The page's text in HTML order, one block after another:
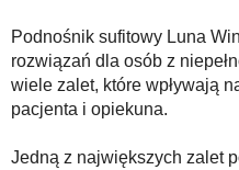
Podnośnik sufitowy Luna
rozwiązań dla osób z
wiele zalet, które wpływają
pacjenta i opiekuna.
Jedną z największych zalet